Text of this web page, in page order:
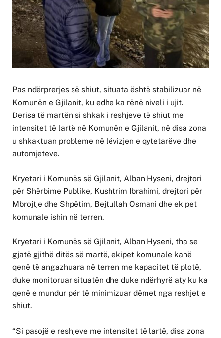
Pas ndërprerjes së shiut, situata është stabilizuar në
Komunën e Gjilanit, ku edhe ka rënë niveli i ujit.
Derisa të martën si shkak i reshjeve të shiut me
intensitet të lartë në Komunën e Gjilanit, në disa zona
u shkaktuan probleme në lëvizjen e qytetarëve dhe
automjeteve.
Kryetari i Komunës së Gjilanit, Alban Hyseni, drejtori
për Shërbime Publike, Kushtrim Ibrahimi, drejtori për
Mbrojtje dhe Shpëtim, Bejtullah Osmani dhe ekipet
komunale ishin në terren.
Kryetari i Komunës së Gjilanit, Alban Hyseni, tha se
gjatë gjithë ditës së martë, ekipet komunale kanë
qenë të angazhuara në terren me kapacitet të plotë,
duke monitoruar situatën dhe duke ndërhyrë aty ku ka
qenë e mundur për të minimizuar dëmet nga reshjet e
shiut.
“Si pasojë e reshjeve me intensitet të lartë, disa zona